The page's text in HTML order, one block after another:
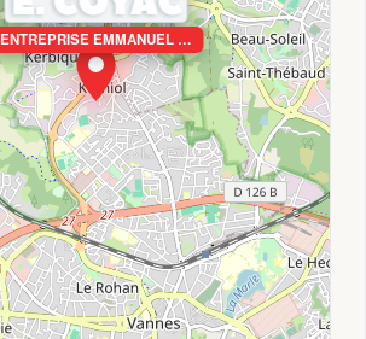
ENTREPRISE EMMANUEL …